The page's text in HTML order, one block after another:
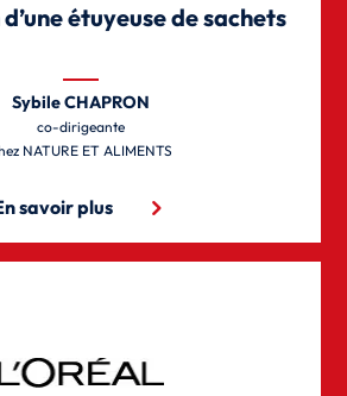
étuyeuse de sachets
Sybile CHAPRON
co-dirigeante
NATURE ET ALIMENTS
savoir plus